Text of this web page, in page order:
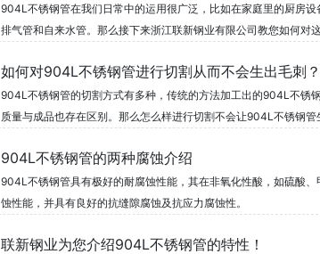
904L不锈钢管在我们日常中的运用很广泛，比如在家庭里的厨房
排气管和自来水管。那么接下来浙江联新钢业有限公司教您如何对
如何对904L不锈钢管进行切割从而不会生出毛刺？
904L不锈钢管的切割方式有多种，传统的方法加工出的904L不锈
质量与成品也存在区别。那么怎么样进行切割不会让904L不锈钢管
904L不锈钢管的两种腐蚀介绍
904L不锈钢管具有极好的耐腐蚀性能，其在非氧化性酸，如硫酸
蚀性能，并具有良好的抗缝隙腐蚀及抗应力腐蚀性。
联新钢业为您介绍904L不锈钢管的特性！